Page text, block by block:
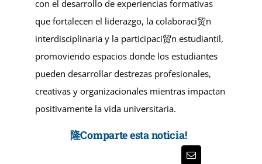
con el desarrollo de experiencias formativas
que fortalecen el liderazgo, la colaboraci贸n
interdisciplinaria y la participaci贸n estudiantil,
promoviendo espacios donde los estudiantes
pueden desarrollar destrezas profesionales,
creativas y organizacionales mientras impactan
positivamente la vida universitaria.
隆Comparte esta noticia!